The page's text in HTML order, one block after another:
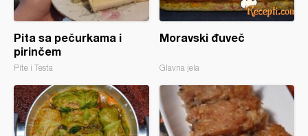
Pita sa pečurkama i
pirinčem
Pite i Testa
Moravski đuveč
Glavna jela